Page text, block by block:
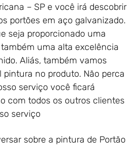
– SP e você irá descobrir
portões em aço galvanizado.
seja proporcionado uma
uma alta excelência
Aliás, também vamos
no produto. Não perca
serviço você ficará
com todos os outros clientes
serviço
sobre a pintura de Portão